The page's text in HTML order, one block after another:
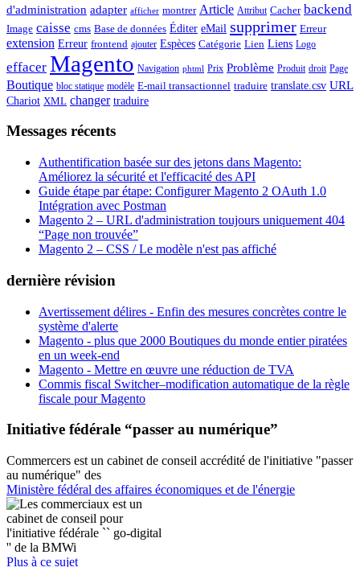
d'administration adapter afficher montrer Article Attribut Cacher backend
Image caisse cms Base de données Éditer eMail supprimer Erreur
extension Erreur frontend ajouter Espèces Catégorie Lien Liens Logo
effacer Magento Navigation phtml Prix Problème Produit droit Page
Boutique bloc statique modèle E-mail transactionnel traduire translate.csv URL
Chariot XML changer traduire
Messages récents
Authentification basée sur des jetons dans Magento:
Améliorez la sécurité et l'efficacité des API
Guide étape par étape: Configurer Magento 2 OAuth 1.0
Intégration avec Postman
Magento 2 – URL d'administration toujours uniquement 404
“Page non trouvée”
Magento 2 – CSS / Le modèle n'est pas affiché
dernière révision
Avertissement délires - Enfin des mesures concrètes contre le
système d'alerte
Magento - plus que 2000 Boutiques du monde entier piratées
en un week-end
Magento - Mettre en œuvre une réduction de TVA
Commis fiscal Switcher–modification automatique de la règle
fiscale pour Magento
Initiative fédérale “passer au numérique”
Commercers est un cabinet de conseil accrédité de l'initiative "passer
au numérique" des
Ministère fédéral des affaires économiques et de l'énergie
Plus à ce sujet